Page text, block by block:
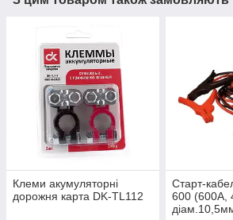
Клеми акумуляторні
дорожня карта DK-TL112
Старт-
600 (600А,